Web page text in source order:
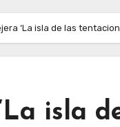
‘La isla de las
isla